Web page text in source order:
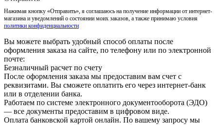
Нажимая кнопку «Отправить», я соглашаюсь на получение информации от интернет-
магазина и уведомлений о состоянии моих заказов, а также принимаю условия
политики конфиденциальности
Вы можете выбрать удобный способ оплаты после
оформления заказа на сайте, по телефону или по электронной
почте:
Безналичный расчет по счету
После оформления заказа мы предоставим вам счет с
реквизитами. Вы сможете оплатить его через интернет-банк
или в отделении банка.
Работаем по системе электронного документооборота (ЭДО)
— все документы предоставим в цифровом виде.
Оплата банковской картой онлайн. По вашему запросу мы